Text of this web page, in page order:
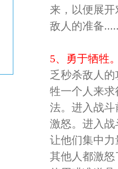
来，以便展
敌人的准备
5、勇于牺牲
乏秒杀敌人
牲一个人来
法。进入战
激怒。进入
让他们集中
其他人都激